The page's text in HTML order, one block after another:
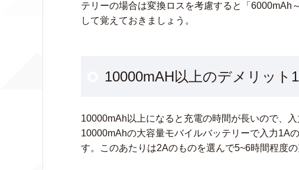
テリーの場合は変換ロスを考慮すると「6000mAh
して覚えておきましょう。
10000mAH以上のデメリット
10000mAh以上になると充電の時間が長いので、
10000mAhの大容量モバイルバッテリーで入力1A
す。このあたりは2Aのものを選んで5~6時間程度